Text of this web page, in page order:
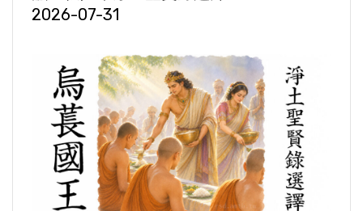
2026-07-31